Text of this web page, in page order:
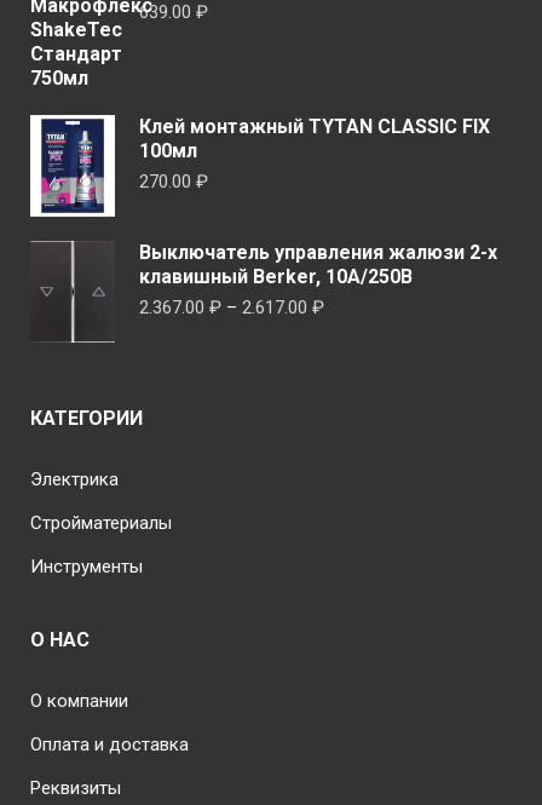
639.00 ₽
Клей монтажный TYTAN CLASSIC FIX
100мл
270.00 ₽
Выключатель управления жалюзи 2-х
клавишный Berker, 10А/250В
2.367.00 ₽ – 2.617.00 ₽Диапазон
КАТЕГОРИИ
Электрика
Стройматериалы
Инструменты
О НАС
О компании
Оплата и доставка
Реквизиты